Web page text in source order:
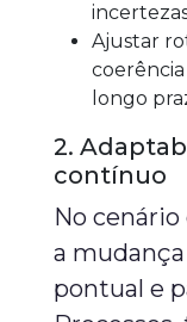
Ajustar
longo
2.
contínuo
No cenário
a
pontual e